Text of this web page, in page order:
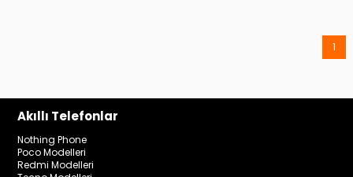
1
Akıllı Telefonlar
Nothing Phone
Poco Modelleri
Redmi Modelleri